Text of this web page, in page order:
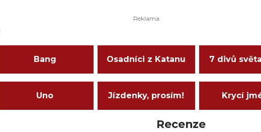
Bang Osadníci z Katanu 7 divů
Uno Jízdenky, prosím! Krycí
Recenze